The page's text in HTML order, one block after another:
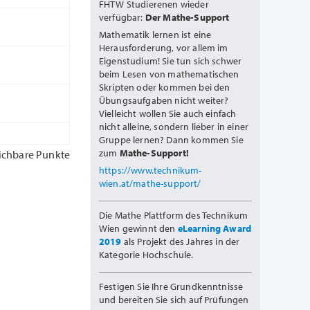
Punkte
FHTW Studierenen wieder
verfügbar: Der Mathe-Support
Mathematik lernen ist eine
Herausforderung, vor allem im
Eigenstudium! Sie tun sich schwer
beim Lesen von mathematischen
Skripten oder kommen bei den
Übungsaufgaben nicht weiter?
Vielleicht wollen Sie auch einfach
nicht alleine, sondern lieber in einer
Gruppe lernen? Dann kommen Sie
zum Mathe-Support!
https://www.technikum-
wien.at/mathe-support/
Die Mathe Plattform des Technikum
Wien gewinnt den eLearning Award
2019 als Projekt des Jahres in der
Kategorie Hochschule.
Festigen Sie Ihre Grundkenntnisse
und bereiten Sie sich auf Prüfungen